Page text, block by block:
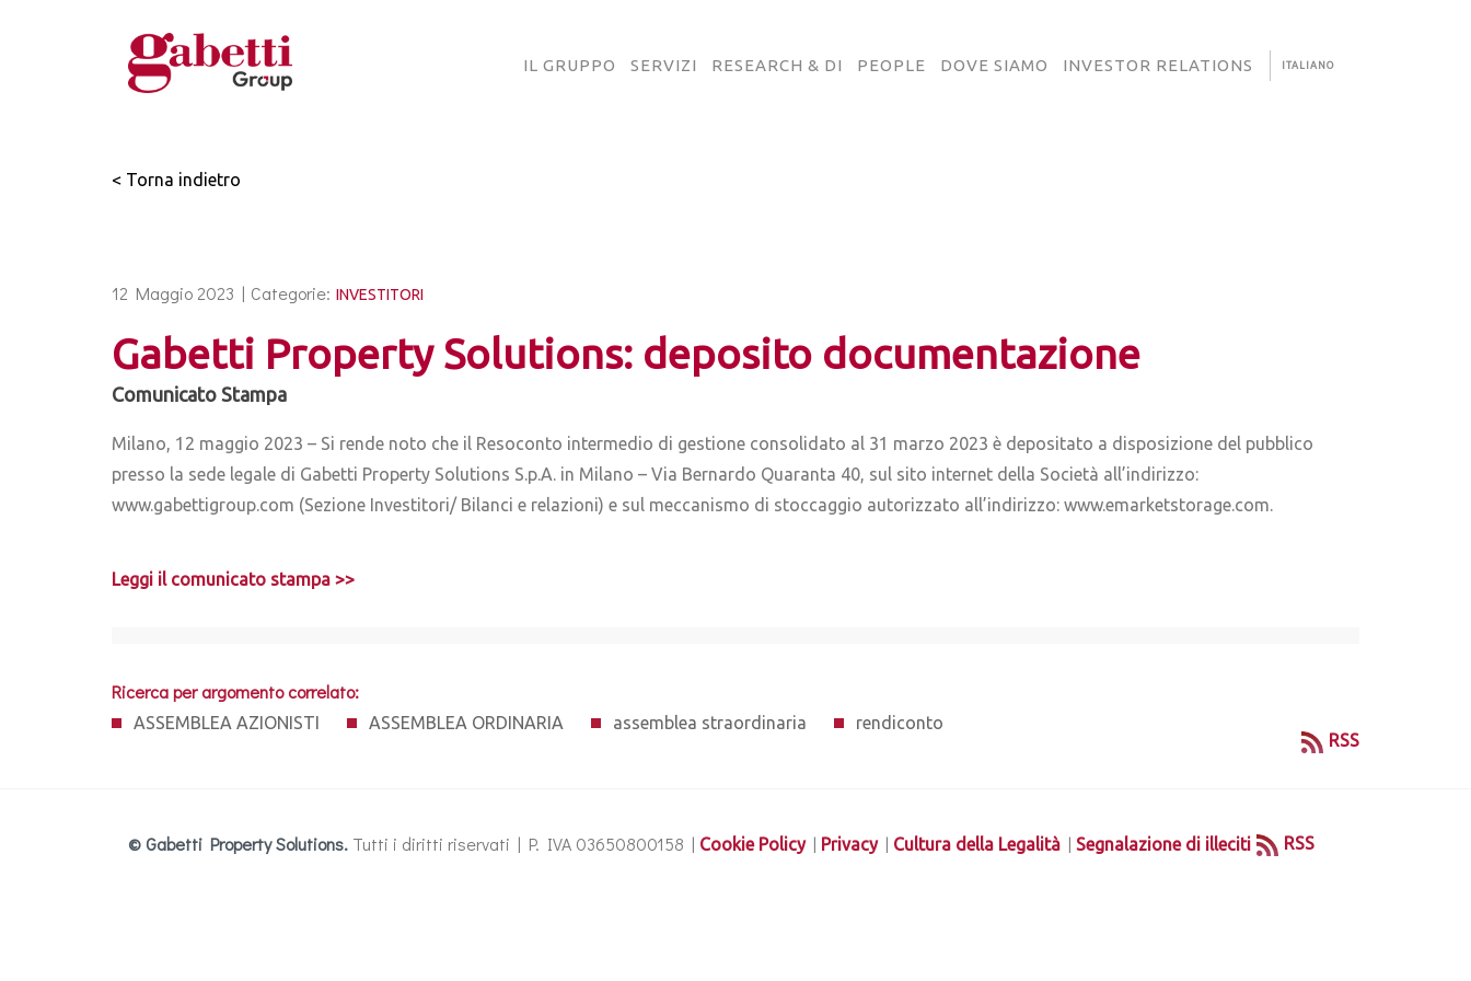
IL GRUPPO SERVIZI RESEARCH & DI PEOPLE DOVE SIAMO INVESTOR RELATIONS ITALIANO
< Torna indietro
12 Maggio 2023 | Categorie: INVESTITORI
Gabetti Property Solutions: deposito documentazione
Comunicato Stampa
Milano, 12 maggio 2023 – Si rende noto che il Resoconto intermedio di gestione consolidato al 31 marzo 2023 è depositato a disposizione del pubblico
presso la sede legale di Gabetti Property Solutions S.p.A. in Milano – Via Bernardo Quaranta 40, sul sito internet della Società all’indirizzo:
www.gabettigroup.com (Sezione Investitori/ Bilanci e relazioni) e sul meccanismo di stoccaggio autorizzato all’indirizzo: www.emarketstorage.com.
Leggi il comunicato stampa >>
Ricerca per argomento correlato:
ASSEMBLEA AZIONISTI ASSEMBLEA ORDINARIA assemblea straordinaria
rendiconto
RSS
© Gabetti Property Solutions. Tutti i diritti riservati | P. IVA 03650800158 | Cookie Policy| Privacy| Cultura della Legalità | Segnalazione di illeciti RSS